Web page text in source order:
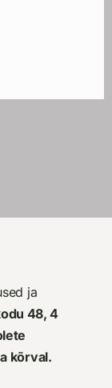
ja
48, 4
kõrval.